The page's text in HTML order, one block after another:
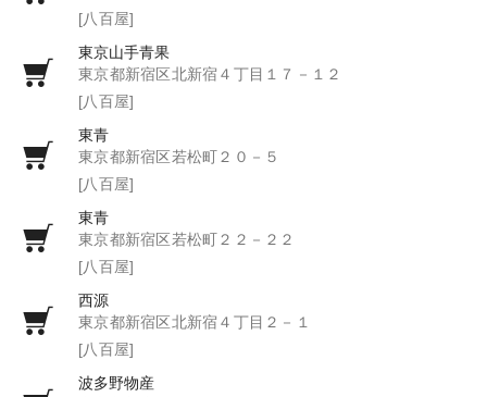
[八百屋]
東京山手青果
東京都新宿区北新宿４丁目１７－１２
[八百屋]
東青
東京都新宿区若松町２０－５
[八百屋]
東青
東京都新宿区若松町２２－２２
[八百屋]
西源
東京都新宿区北新宿４丁目２－１
[八百屋]
波多野物産